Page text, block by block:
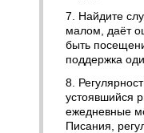
7. Найдите
малом, даёт
быть
поддержка
8.
устоявшийся
ежедневные
Писания,